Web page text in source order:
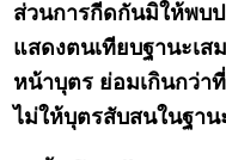
ส่วนการกีดกันมิให้พบ
แสดงตนเทียบฐานะเส
หน้าบุตร ย่อมเกินกว่า
ไม่ให้บุตรสับสนในฐา